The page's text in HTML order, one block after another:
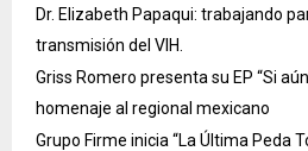
Dr. Elizabeth Papaqui: trabajando
transmisión del VIH.
Griss Romero presenta su EP “Si
homenaje al regional mexicano
Grupo Firme inicia “La Última Peda